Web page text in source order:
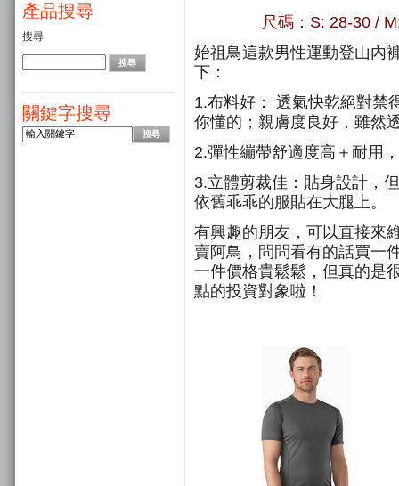
產品搜尋
搜尋
關鍵字搜尋
尺碼：S: 28-30 /
始祖鳥這款男性運動登山內
下：
1.布料好： 透氣快乾絕對禁
你懂的；親膚度良好，雖然
2.彈性繃帶舒適度高＋耐用
3.立體剪裁佳：貼身設計，
依舊乖乖的服貼在大腿上。
有興趣的朋友，可以直接來
賣阿鳥，問問看有的話買一
一件價格貴鬆鬆，但真的是
點的投資對象啦！